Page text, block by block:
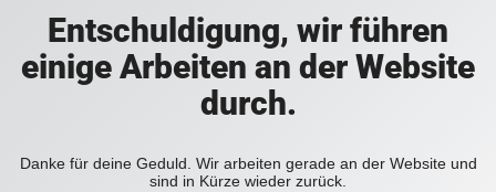
Entschuldigung, wir führen
einige Arbeiten an der Website
durch.
Danke für deine Geduld. Wir arbeiten gerade an der Website und
sind in Kürze wieder zurück.